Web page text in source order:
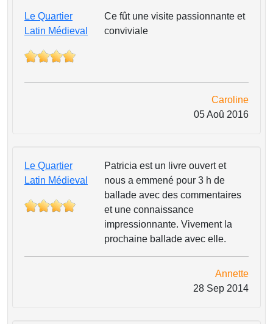
Le Quartier
Latin Médieval
Ce fût une visite passionnante et
conviviale
Caroline
05 Aoû 2016
Le Quartier
Latin Médieval
Patricia est un livre ouvert et
nous a emmené pour 3 h de
ballade avec des commentaires
et une connaissance
impressionnante. Vivement la
prochaine ballade avec elle.
Annette
28 Sep 2014